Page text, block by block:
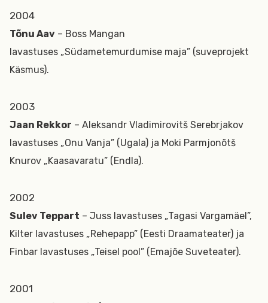
2004
Tõnu Aav – Boss Mangan
lavastuses „Südametemurdumise maja” (suveprojekt
Käsmus).
2003
Jaan Rekkor – Aleksandr Vladimirovitš Serebrjakov
lavastuses „Onu Vanja” (Ugala) ja Moki Parmjonõtš
Knurov „Kaasavaratu” (Endla).
2002
Sulev Teppart – Juss lavastuses „Tagasi Vargamäel”,
Kilter lavastuses „Rehepapp” (Eesti Draamateater) ja
Finbar lavastuses „Teisel pool” (Emajõe Suveteater).
2001